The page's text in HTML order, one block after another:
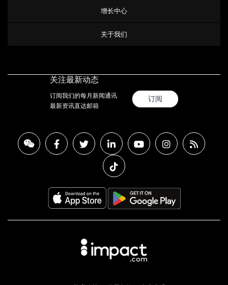
增长中心
关于我们
关注最新动态
订阅我们的每月新闻通讯
最新资讯直达邮箱
订阅